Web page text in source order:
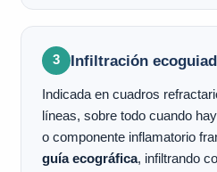
3 Infiltración
Indicada en cuadros
líneas, sobre todo cuando hay
o componente inflamatorio
guía ecográfica, infiltrando